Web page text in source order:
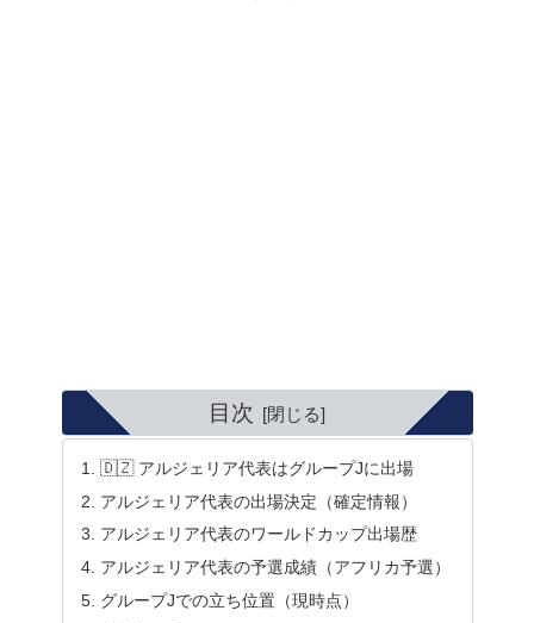
目次
🇩🇿 アルジェリア代表はグループJに出場
アルジェリア代表の出場決定（確定情報）
アルジェリア代表のワールドカップ出場歴
アルジェリア代表の予選成績（アフリカ予選）
グループJでの立ち位置（現時点）